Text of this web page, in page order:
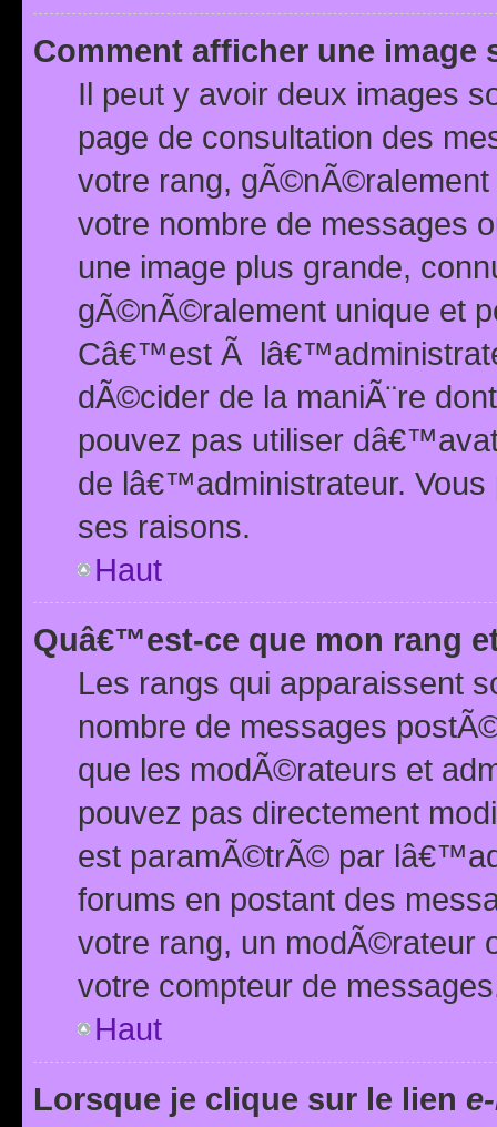
Comment afficher une image
Il peut y avoir deux images
page de consultation des
votre rang,
votre nombre de messages
une image plus grande,
gÃ©nÃ©ralement unique et
Câ€™est Ã
dÃ©cider de la maniÃ¨re
pouvez pas utiliser
de lâ€™administrateur.
ses raisons.
Haut
Quâ€™est-ce que mon rang
Les rangs qui apparaissent
nombre de messages
que les modÃ©rateurs et
pouvez pas directement
est paramÃ©trÃ© par
forums en postant des
votre rang, un modÃ©rateur
votre compteur de
Haut
Lorsque je clique sur le lien